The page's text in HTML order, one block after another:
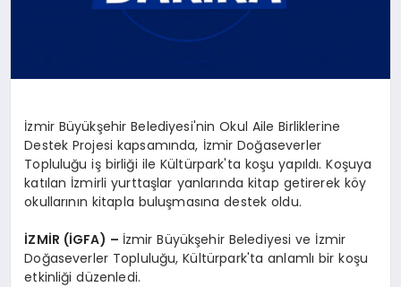
İzmir Büyükşehir Belediyesi'nin Okul Aile Birliklerine
Destek Projesi kapsamında, İzmir Doğaseverler
Topluluğu iş birliği ile Kültürpark'ta koşu yapıldı. Koşuya
katılan İzmirli yurttaşlar yanlarında kitap getirerek köy
okullarının kitapla buluşmasına destek oldu.
İZMİR (İGFA) – İzmir Büyükşehir Belediyesi ve İzmir
Doğaseverler Topluluğu, Kültürpark'ta anlamlı bir koşu
etkinliği düzenledi.